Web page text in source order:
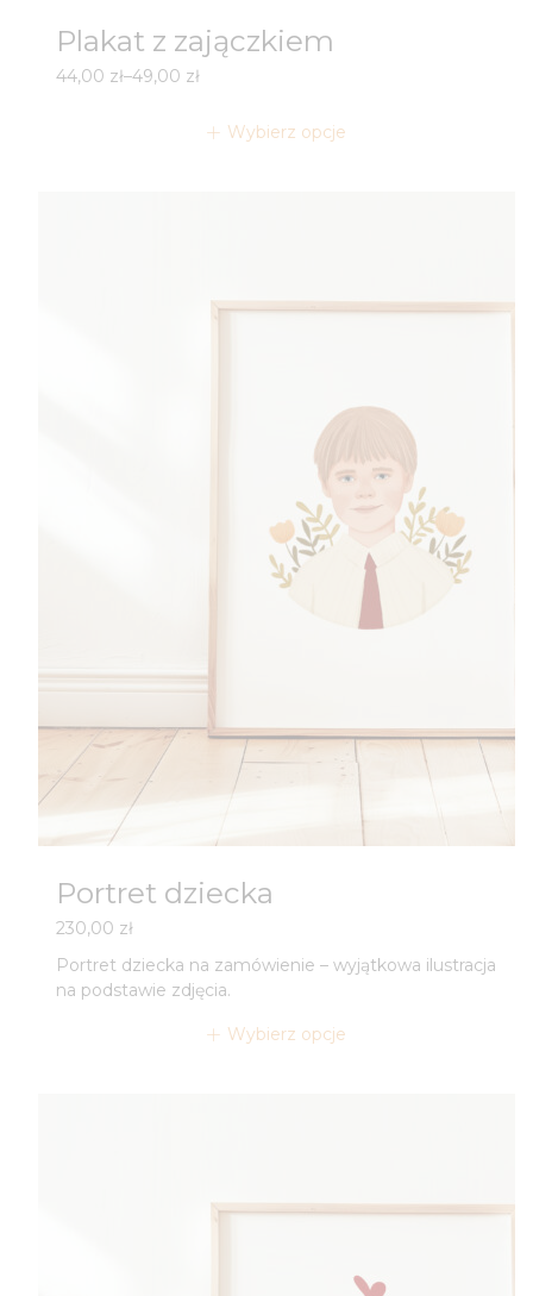
Plakat z zajączkiem
44,00 zł–49,00 zł
Zakres
Wybierz opcje
Portret dziecka
230,00 zł
Portret dziecka na zamówienie – wyjątkowa ilustracja
na podstawie zdjęcia.
Wybierz opcje